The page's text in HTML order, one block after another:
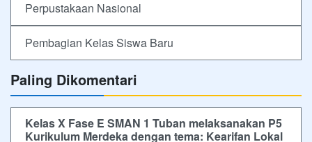
Perpustakaan Nasional
Pembagian Kelas Siswa Baru
Paling Dikomentari
Kelas X Fase E SMAN 1 Tuban melaksanakan P5
Kurikulum Merdeka dengan tema: Kearifan Lokal